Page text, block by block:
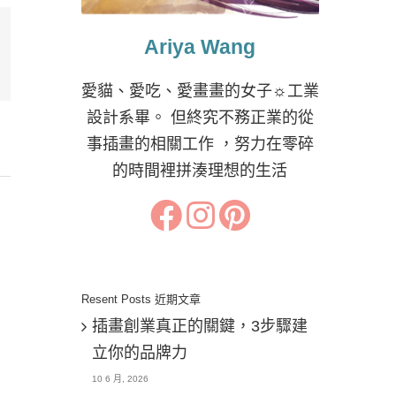
Ariya Wang
愛貓、愛吃、愛畫畫的女子☼工業
設計系畢。 但終究不務正業的從
事插畫的相關工作 ，努力在零碎
的時間裡拼湊理想的生活
Resent Posts 近期文章
插畫創業真正的關鍵，3步驟建
立你的品牌力
10 6 月, 2026